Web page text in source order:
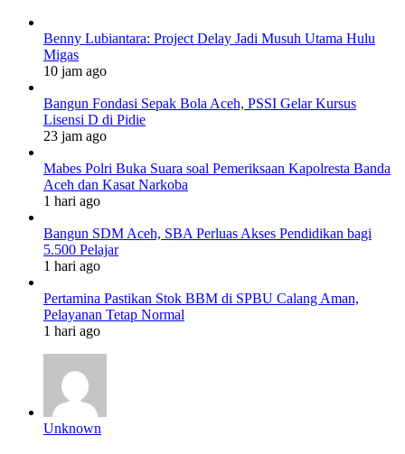
Benny Lubiantara: Project Delay Jadi Musuh Utama Hulu
Migas
10 jam ago
Bangun Fondasi Sepak Bola Aceh, PSSI Gelar Kursus
Lisensi D di Pidie
23 jam ago
Mabes Polri Buka Suara soal Pemeriksaan Kapolresta Banda
Aceh dan Kasat Narkoba
1 hari ago
Bangun SDM Aceh, SBA Perluas Akses Pendidikan bagi
5.500 Pelajar
1 hari ago
Pertamina Pastikan Stok BBM di SPBU Calang Aman,
Pelayanan Tetap Normal
1 hari ago
Unknown